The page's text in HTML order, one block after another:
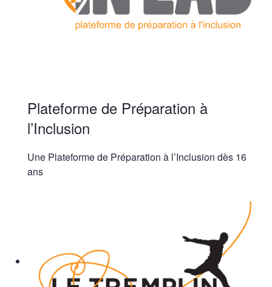
Plateforme de Préparation à
l’Inclusion
Une Plateforme de Préparation à l’Inclusion dès 16
ans